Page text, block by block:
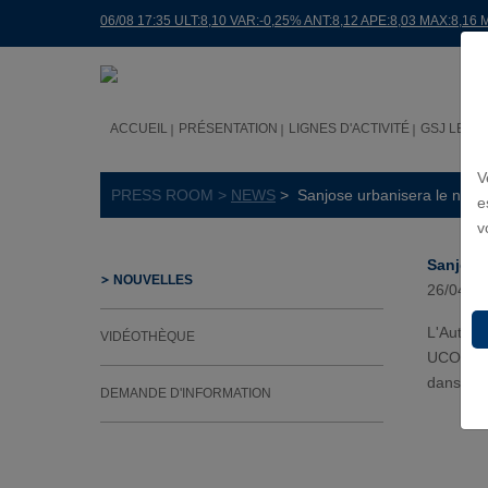
06/08 17:35 ULT:8,10 VAR:-0,25% ANT:8,12 APE:8,03 MAX:8,16
ACCUEIL PRÉSENTATION LIGNES D'ACTIVITÉ GSJ LE
PRESS ROOM > NEWS > Sanjose urbanisera le
NOUVELLES
VIDÉOTHÈQUE
DEMANDE D'INFORMATION
26/04/
UCOP
dans le